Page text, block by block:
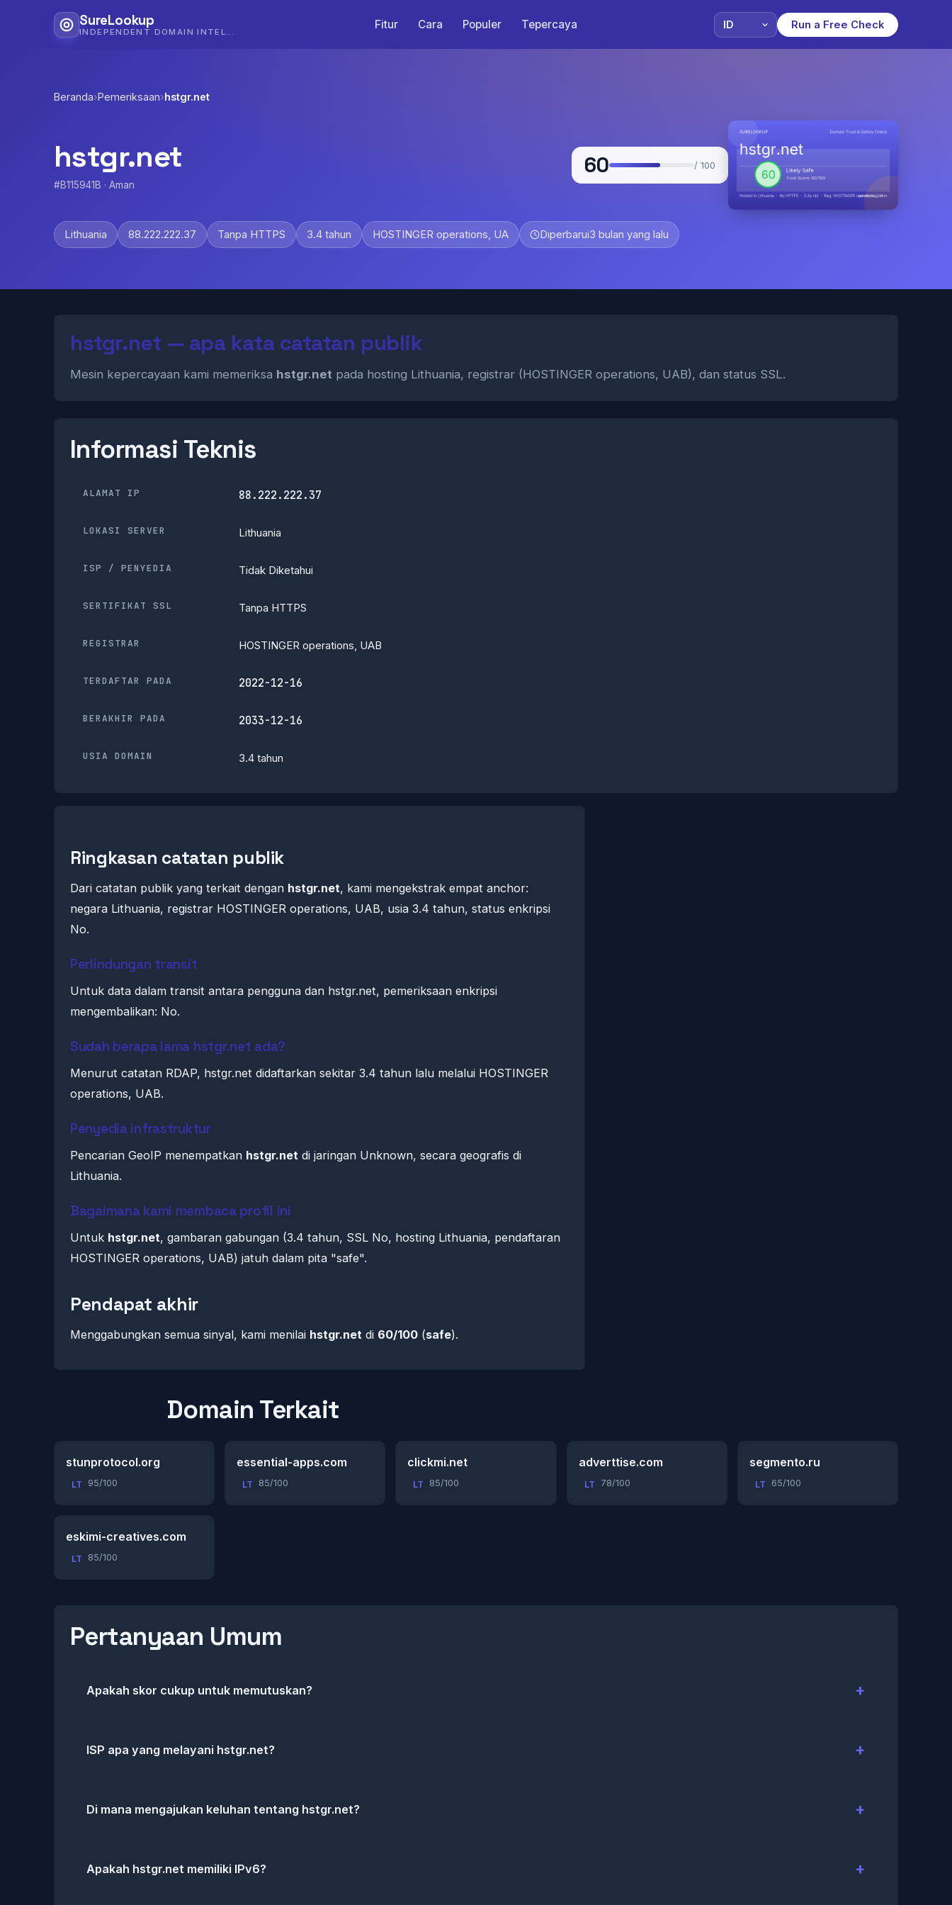
SureLookup Fitur Cara Populer Tepercaya Run a Free Check
Beranda›Pemeriksaan›hstgr.net
hstgr.net
#B115941B · Aman
60 / 100
Lithuania 88.222.222.37 Tanpa HTTPS 3.4 tahun HOSTINGER operations, UA Diperbarui3 bulan yang lalu
hstgr.net — apa kata catatan publik
Mesin kepercayaan kami memeriksa hstgr.net pada hosting Lithuania, registrar (HOSTINGER operations, UAB), dan status SSL.
Informasi Teknis
ALAMAT IP 88.222.222.37
LOKASI SERVER Lithuania
ISP / PENYEDIA Tidak Diketahui
SERTIFIKAT SSL Tanpa HTTPS
REGISTRAR HOSTINGER operations, UAB
TERDAFTAR PADA 2022-12-16
BERAKHIR PADA 2033-12-16
USIA DOMAIN 3.4 tahun
Ringkasan catatan publik
Dari catatan publik yang terkait dengan hstgr.net, kami mengekstrak empat anchor:
negara Lithuania, registrar HOSTINGER operations, UAB, usia 3.4 tahun, status enkripsi
No.
Perlindungan transit
Untuk data dalam transit antara pengguna dan hstgr.net, pemeriksaan enkripsi
mengembalikan: No.
Sudah berapa lama hstgr.net ada?
Menurut catatan RDAP, hstgr.net didaftarkan sekitar 3.4 tahun lalu melalui HOSTINGER
operations, UAB.
Penyedia infrastruktur
Pencarian GeoIP menempatkan hstgr.net di jaringan Unknown, secara geografis di
Lithuania.
Bagaimana kami membaca profil ini
Untuk hstgr.net, gambaran gabungan (3.4 tahun, SSL No, hosting Lithuania, pendaftaran
HOSTINGER operations, UAB) jatuh dalam pita "safe".
Pendapat akhir
Menggabungkan semua sinyal, kami menilai hstgr.net di 60/100 (safe).
Domain Terkait
stunprotocol.org
LT 95/100
essential-apps.com
LT 85/100
clickmi.net
LT 85/100
adverttise.com
LT 78/100
segmento.ru
LT 65/100
eskimi-creatives.com
LT 85/100
Pertanyaan Umum
Apakah skor cukup untuk memutuskan?
ISP apa yang melayani hstgr.net?
Di mana mengajukan keluhan tentang hstgr.net?
Apakah hstgr.net memiliki IPv6?